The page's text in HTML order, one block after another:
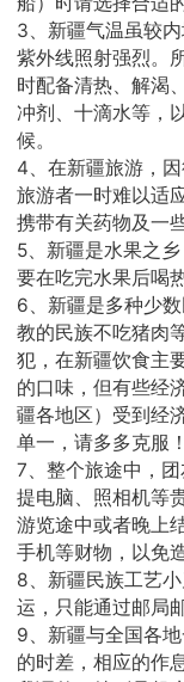
3、新疆气温虽较
紫外线照射强烈。
时配备清热、解渴
冲剂、十滴水等，
候。
4、在新疆旅游，
旅游者一时难以适
携带有关药物及一
5、新疆是水果之
要在吃完水果后喝
6、新疆是多种少
教的民族不吃猪肉
犯，在新疆饮食主
的口味，但有些经
疆各地区）受到经
单一，请多多克服
7、整个旅途中，
提电脑、照相机等
游览途中或者晚上
手机等财物，以免
8、新疆民族工艺
运，只能通过邮局
9、新疆与全国各
的时差，相应的作